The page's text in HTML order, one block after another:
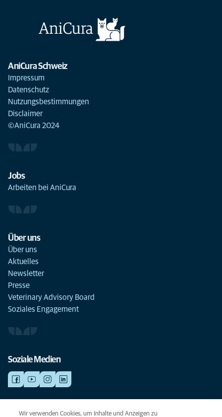
AniCura Schweiz
Impressum
Datenschutz
Nutzungsbestimmungen
Disclaimer
©AniCura 2024
Jobs
Arbeiten bei AniCura
Über uns
Über uns
Aktuelles
Newsletter
Presse
Veterinary Advisory Board
Soziales Engagement
Soziale Medien
NOTDIENSTE
Wir verwenden Cookies, um Inhalte und Anzeigen zu